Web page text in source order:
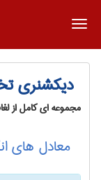
دیکشنری
مجموعه ای کامل از
معادل های